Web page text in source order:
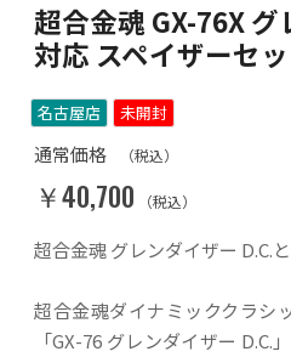
超合金魂 GX-76X
対応 スペイザーセ
名古屋店 未開封
通常価格 （税込）
￥40,700 （税込）
超合金魂 グレンダイザー D.C.
超合金魂ダイナミッククラシ
「GX-76 グレンダイザー